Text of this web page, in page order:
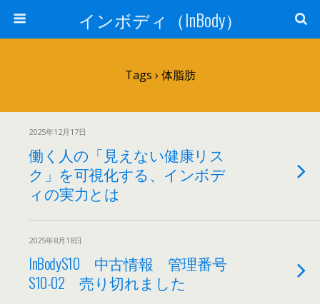
インボディ（InBody）
Tags › 体脂肪
2025年12月17日
働く人の「見えない健康リス
ク」を可視化する、インボデ
ィの実力とは
2025年8月18日
InBodyS10 中古情報 管理番号
S10-02 売り切れました